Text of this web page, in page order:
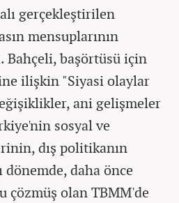
gerçekleştirilen
mensuplarının
Bahçeli, başörtüsü için
ilişkin "Siyasi olaylar
ani gelişmeler
sosyal ve
dış politikanın
dönemde, daha önce
çözmüş olan TBMM'de